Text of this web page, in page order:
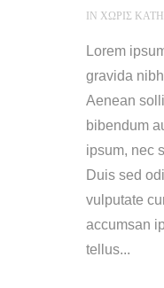
IN ΧΩΡΊΣ
Lorem
gravida
Aenean
bibendum
ipsum, nec
Duis sed
vulputate
accumsan
tellus...